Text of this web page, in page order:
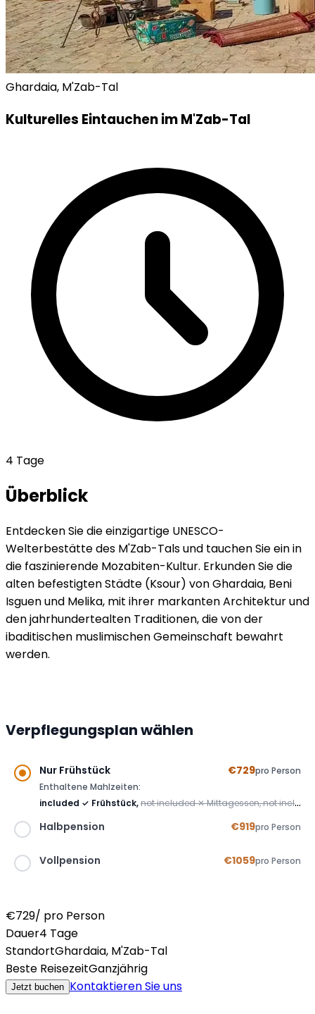
Ghardaia, M'Zab-Tal
Kulturelles Eintauchen im M'Zab-Tal
4 Tage
Überblick
Entdecken Sie die einzigartige UNESCO-
Welterbestätte des M'Zab-Tals und tauchen Sie ein in
die faszinierende Mozabiten-Kultur. Erkunden Sie die
alten befestigten Städte (Ksour) von Ghardaia, Beni
Isguen und Melika, mit ihrer markanten Architektur und
den jahrhundertealten Traditionen, die von der
ibaditischen muslimischen Gemeinschaft bewahrt
werden.
Verpflegungsplan wählen
Nur Frühstück €729pro Person
Enthaltene Mahlzeiten:
included ✓ Frühstück,not included✕Mittagessen,not included
Halbpension €919pro Person
included✓
included
Vollpension €1059pro Person
€729/ pro Person
Dauer4 Tage
StandortGhardaia, M'Zab-Tal
Beste ReisezeitGanzjährig
Jetzt buchen Kontaktieren Sie uns